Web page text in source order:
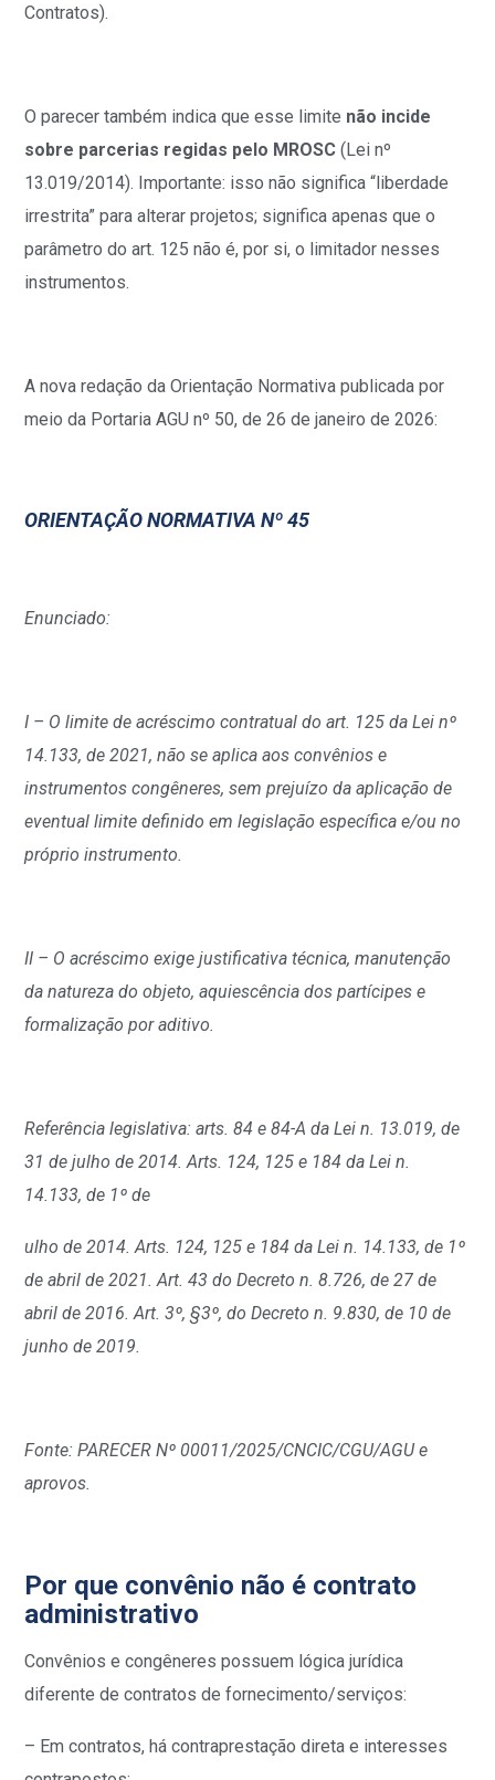
Contratos).
O parecer também indica que esse limite não incide
sobre parcerias regidas pelo MROSC (Lei nº
13.019/2014). Importante: isso não significa “liberdade
irrestrita” para alterar projetos; significa apenas que o
parâmetro do art. 125 não é, por si, o limitador nesses
instrumentos.
A nova redação da Orientação Normativa publicada por
meio da Portaria AGU nº 50, de 26 de janeiro de 2026:
ORIENTAÇÃO NORMATIVA Nº 45
Enunciado:
I – O limite de acréscimo contratual do art. 125 da Lei nº
14.133, de 2021, não se aplica aos convênios e
instrumentos congêneres, sem prejuízo da aplicação de
eventual limite definido em legislação específica e/ou no
próprio instrumento.
II – O acréscimo exige justificativa técnica, manutenção
da natureza do objeto, aquiescência dos partícipes e
formalização por aditivo.
Referência legislativa: arts. 84 e 84-A da Lei n. 13.019, de
31 de julho de 2014. Arts. 124, 125 e 184 da Lei n.
14.133, de 1º de
ulho de 2014. Arts. 124, 125 e 184 da Lei n. 14.133, de 1º
de abril de 2021. Art. 43 do Decreto n. 8.726, de 27 de
abril de 2016. Art. 3º, §3º, do Decreto n. 9.830, de 10 de
junho de 2019.
Fonte: PARECER Nº 00011/2025/CNCIC/CGU/AGU e
aprovos.
Por que convênio não é contrato
administrativo
Convênios e congêneres possuem lógica jurídica
diferente de contratos de fornecimento/serviços:
– Em contratos, há contraprestação direta e interesses